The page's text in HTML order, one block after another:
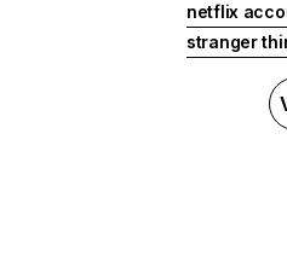
netflix
stranger